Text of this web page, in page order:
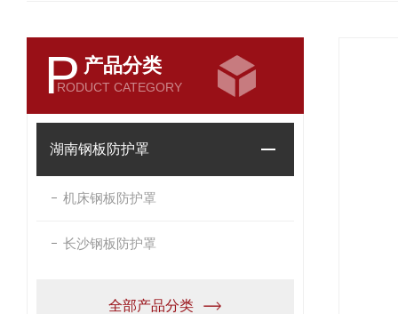
P 产品分类
RODUCT CATEGORY
湖南钢板防护罩
机床钢板防护罩
长沙钢板防护罩
全部产品分类